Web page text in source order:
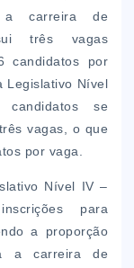
a carreira de
três vagas
candidatos por
Legislativo Nível
se
vagas, o que
por vaga.
Nível IV –
para
a proporção
a carreira de